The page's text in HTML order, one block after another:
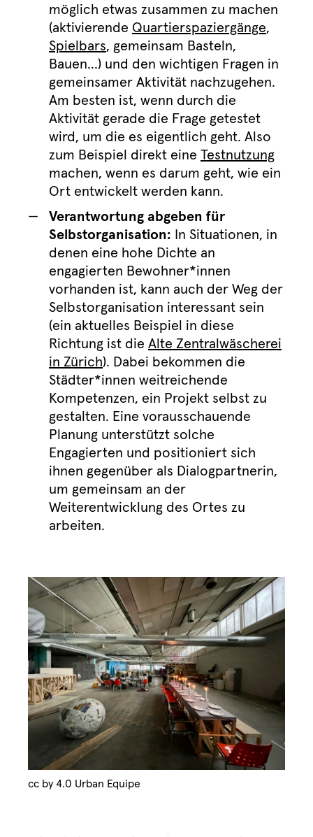
möglich etwas zusammen zu machen
(aktivierende Quartierspaziergänge,
Spielbars, gemeinsam Basteln,
Bauen…) und den wichtigen Fragen in
gemeinsamer Aktivität nachzugehen.
Am besten ist, wenn durch die
Aktivität gerade die Frage getestet
wird, um die es eigentlich geht. Also
zum Beispiel direkt eine Testnutzung
machen, wenn es darum geht, wie ein
Ort entwickelt werden kann.
Verantwortung abgeben für
Selbstorganisation: In Situationen, in
denen eine hohe Dichte an
engagierten Bewohner*innen
vorhanden ist, kann auch der Weg der
Selbstorganisation interessant sein
(ein aktuelles Beispiel in diese
Richtung ist die Alte Zentralwäscherei
in Zürich). Dabei bekommen die
Städter*innen weitreichende
Kompetenzen, ein Projekt selbst zu
gestalten. Eine vorausschauende
Planung unterstützt solche
Engagierten und positioniert sich
ihnen gegenüber als Dialogpartnerin,
um gemeinsam an der
Weiterentwicklung des Ortes zu
arbeiten.
cc by 4.0 Urban Equipe